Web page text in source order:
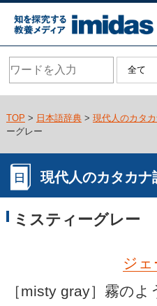
TOP > 日本語辞典> 現代人のカタ
ーグレー
現代人のカタカナ
ミスティーグレー
ジ
［misty gray］霧の